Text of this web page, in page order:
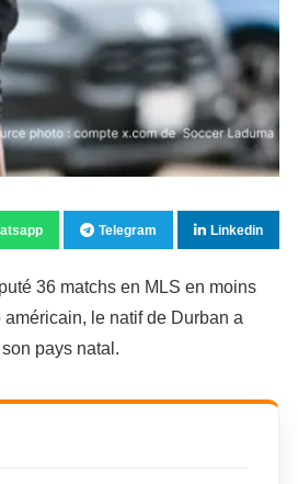
Telegram Linkedin
36 matchs en MLS en moins
le natif de Durban a
pays natal.